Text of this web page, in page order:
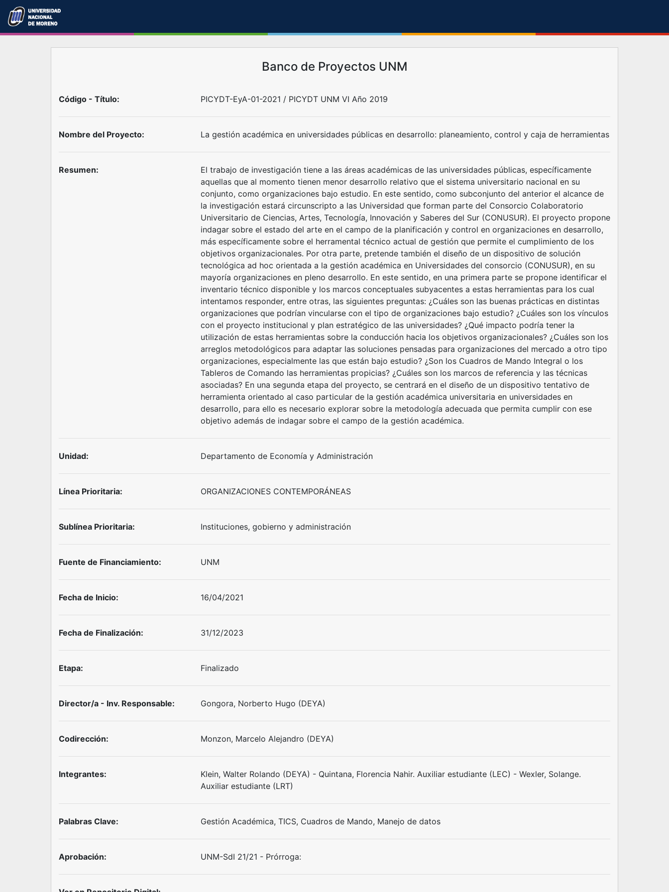
Banco de Proyectos UNM
Código - Título: PICYDT-EyA-01-2021 / PICYDT UNM VI Año 2019
Nombre del Proyecto: La gestión académica en universidades públicas en desarrollo: planeamiento, control y caja de herramientas
Resumen:
El trabajo de investigación tiene a las áreas académicas de las universidades públicas, específicamente
aquellas que al momento tienen menor desarrollo relativo que el sistema universitario nacional en su
conjunto, como organizaciones bajo estudio. En este sentido, como subconjunto del anterior el alcance de
la investigación estará circunscripto a las Universidad que forman parte del Consorcio Colaboratorio
Universitario de Ciencias, Artes, Tecnología, Innovación y Saberes del Sur (CONUSUR). El proyecto propone
indagar sobre el estado del arte en el campo de la planificación y control en organizaciones en desarrollo,
más específicamente sobre el herramental técnico actual de gestión que permite el cumplimiento de los
objetivos organizacionales. Por otra parte, pretende también el diseño de un dispositivo de solución
tecnológica ad hoc orientada a la gestión académica en Universidades del consorcio (CONUSUR), en su
mayoría organizaciones en pleno desarrollo. En este sentido, en una primera parte se propone identificar el
inventario técnico disponible y los marcos conceptuales subyacentes a estas herramientas para los cual
intentamos responder, entre otras, las siguientes preguntas: ¿Cuáles son las buenas prácticas en distintas
organizaciones que podrían vincularse con el tipo de organizaciones bajo estudio? ¿Cuáles son los vínculos
con el proyecto institucional y plan estratégico de las universidades? ¿Qué impacto podría tener la
utilización de estas herramientas sobre la conducción hacia los objetivos organizacionales? ¿Cuáles son los
arreglos metodológicos para adaptar las soluciones pensadas para organizaciones del mercado a otro tipo
organizaciones, especialmente las que están bajo estudio? ¿Son los Cuadros de Mando Integral o los
Tableros de Comando las herramientas propicias? ¿Cuáles son los marcos de referencia y las técnicas
asociadas? En una segunda etapa del proyecto, se centrará en el diseño de un dispositivo tentativo de
herramienta orientado al caso particular de la gestión académica universitaria en universidades en
desarrollo, para ello es necesario explorar sobre la metodología adecuada que permita cumplir con ese
objetivo además de indagar sobre el campo de la gestión académica.
Unidad: Departamento de Economía y Administración
Línea Prioritaria: ORGANIZACIONES CONTEMPORÁNEAS
Sublínea Prioritaria: Instituciones, gobierno y administración
Fuente de Financiamiento: UNM
Fecha de Inicio: 16/04/2021
Fecha de Finalización: 31/12/2023
Etapa: Finalizado
Director/a - Inv. Responsable: Gongora, Norberto Hugo (DEYA)
Codirección: Monzon, Marcelo Alejandro (DEYA)
Integrantes:
Klein, Walter Rolando (DEYA) - Quintana, Florencia Nahir. Auxiliar estudiante (LEC) - Wexler, Solange.
Auxiliar estudiante (LRT)
Palabras Clave: Gestión Académica, TICS, Cuadros de Mando, Manejo de datos
Aprobación: UNM-SdI 21/21 - Prórroga: